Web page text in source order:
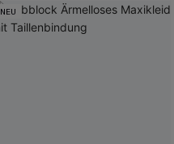
NEU